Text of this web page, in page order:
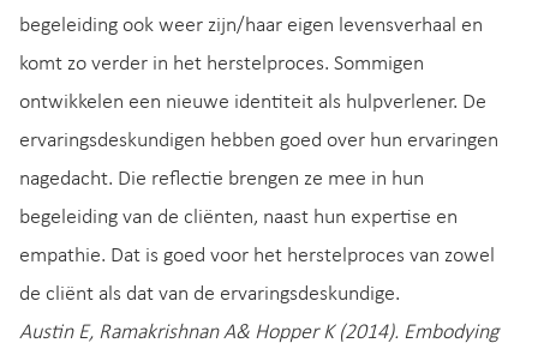
begeleiding ook weer zijn/haar eigen levensverhaal en
komt zo verder in het herstelproces. Sommigen
ontwikkelen een nieuwe identiteit als hulpverlener. De
ervaringsdeskundigen hebben goed over hun ervaringen
nagedacht. Die reflectie brengen ze mee in hun
begeleiding van de cliënten, naast hun expertise en
empathie. Dat is goed voor het herstelproces van zowel
de cliënt als dat van de ervaringsdeskundige.
Austin E, Ramakrishnan A& Hopper K (2014). Embodying